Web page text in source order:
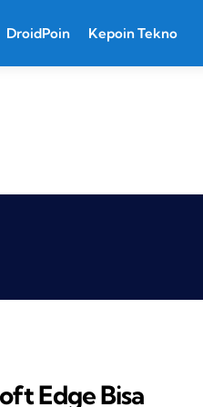
DroidPoin Kepoin Tekno
Edge Bisa